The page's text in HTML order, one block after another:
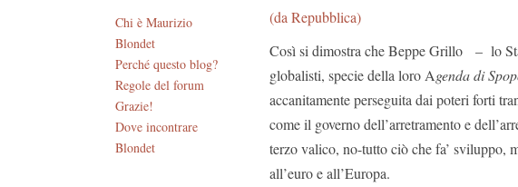
Chi è Maurizio
Blondet
Perché questo blog?
Regole del forum
Grazie!
Dove incontrare
Blondet
(da Repubblica)
Così si dimostra che Beppe Grillo – lo
globalisti, specie della loro Agenda di
accanitamente perseguita dai poteri forti
come il governo dell’arretramento e
terzo valico, no-tutto ciò che fa’ sviluppo,
all’euro e all’Europa.